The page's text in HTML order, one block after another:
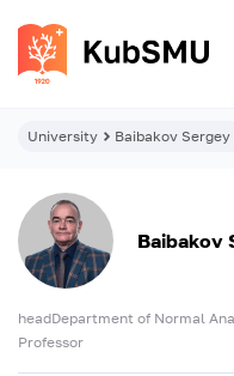
University Baibakov
Baibakov
headDepartment of Normal
Professor